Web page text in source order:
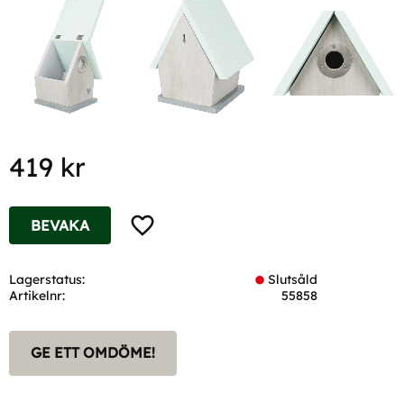
419 kr
Lägg till i favoriter
BEVAKA
Lagerstatus
Slutsåld
Artikelnr
55858
GE ETT OMDÖME!